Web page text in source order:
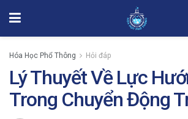
Hóa Học Phổ Thông Hỏi đáp
Lý Thuyết Về Lực
Trong Chuyển Động